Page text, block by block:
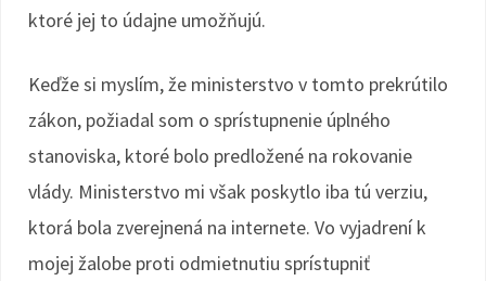
ktoré jej to údajne umožňujú.
Keďže si myslím, že ministerstvo v tomto prekrútilo
zákon, požiadal som o sprístupnenie úplného
stanoviska, ktoré bolo predložené na rokovanie
vlády. Ministerstvo mi však poskytlo iba tú verziu,
ktorá bola zverejnená na internete. Vo vyjadrení k
mojej žalobe proti odmietnutiu sprístupniť